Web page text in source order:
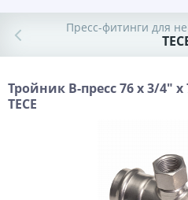
Пресс-фитинги для
Тройник В-пресс 76 x 3/4"
TECE